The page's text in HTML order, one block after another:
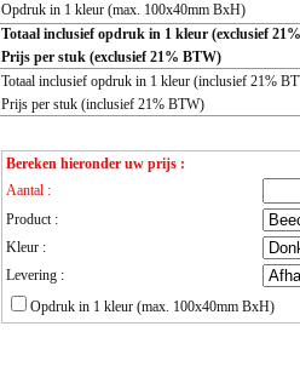
Opdruk in 1 kleur (max. 100x40mm BxH)
Totaal inclusief opdruk in 1 kleur (exclusief
Prijs per stuk (exclusief 21% BTW)
Totaal inclusief opdruk in 1 kleur (inclusief 21%
Prijs per stuk (inclusief 21% BTW)
Bereken hieronder uw prijs :
Aantal :
Product :
Kleur :
Levering :
Opdruk in 1 kleur (max. 100x40mm BxH)